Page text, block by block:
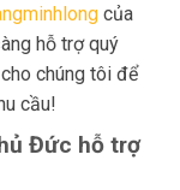
của
hỗ trợ quý
chúng tôi để
cầu!
Đức hỗ trợ